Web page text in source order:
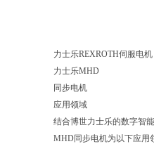
力士乐REXROTH伺服电机
力士乐MHD
同步电机
应用领域
结合博世力士乐的数字智
MHD同步电机为以下应用